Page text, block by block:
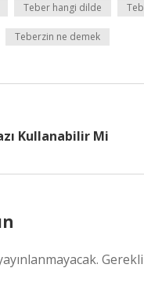
Teber hangi dilde
Teberzin ne demek
Kullanabilir Mi